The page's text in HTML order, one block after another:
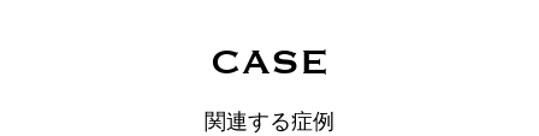
CASE
関連する症例